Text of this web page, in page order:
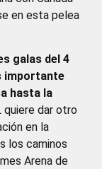
en esta pelea
galas del 4
importante
hasta la
quiere dar otro
en la
los caminos
Arena de